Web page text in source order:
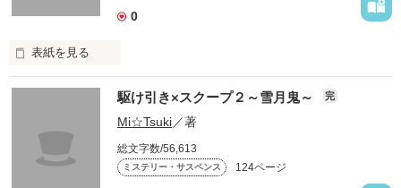
0
表紙を見る
ある朝大学2年生の香苗(かなえ)は、
中学時代の友人が亡くなったことを知る。
そして香苗は近々お葬式をやるというので
出席しようと決める。
駆け引き×スクープ２～雪月鬼～ 完
Mi☆Tsuki／著
総文字数/56,613
ミステリー・サスペンス 124ページ